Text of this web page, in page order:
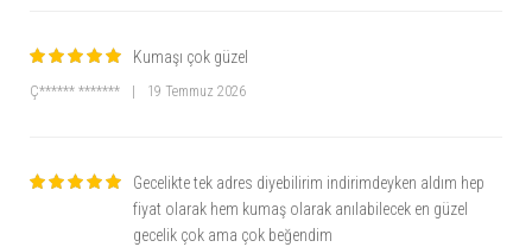
Kumaşı çok güzel
Ç****** ******* 19 Temmuz 2026
Gecelikte tek adres diyebilirim indirimdeyken aldım hep
fiyat olarak hem kumaş olarak anılabilecek en güzel
gecelik çok ama çok beğendim